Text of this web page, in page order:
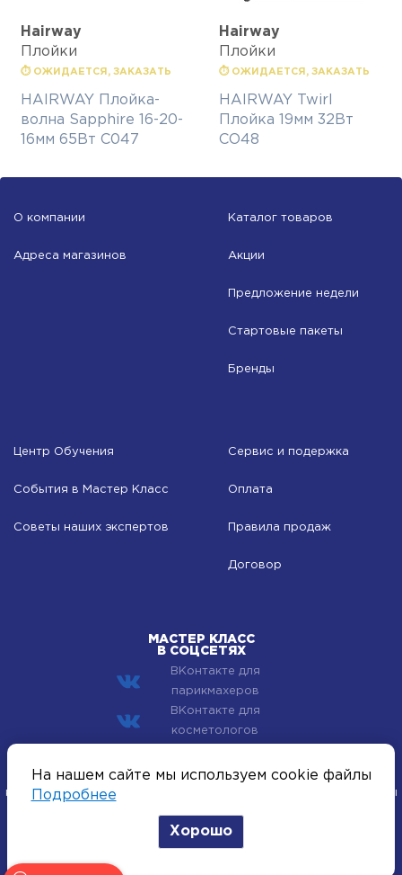
Hairway
Плойки
⏱ ОЖИДАЕТСЯ, ЗАКАЗАТЬ
HAIRWAY Плойка-
волна Sapphire 16-20-
16мм 65Вт С047
Hairway
Плойки
⏱ ОЖИДАЕТСЯ, ЗАКАЗАТЬ
HAIRWAY Twirl
Плойка 19мм 32Вт
СО48
О компании
Адреса магазинов
Каталог товаров
Акции
Предложение недели
Стартовые пакеты
Бренды
Центр Обучения
События в Мастер Класс
Советы наших экспертов
Сервис и подержка
Оплата
Правила продаж
Договор
МАСТЕР КЛАСС
В СОЦСЕТЯХ
ВКонтакте для
парикмахеров
ВКонтакте для
косметологов
© 2002–2026 Компания Мастер Класс - профессиональная
косметика для лица, тела и волос. Все хиты индустрии красоты
Политика конфиденциальности
Согласие на получение рассылок
На нашем сайте мы используем cookie файлы
Подробнее
Хорошо